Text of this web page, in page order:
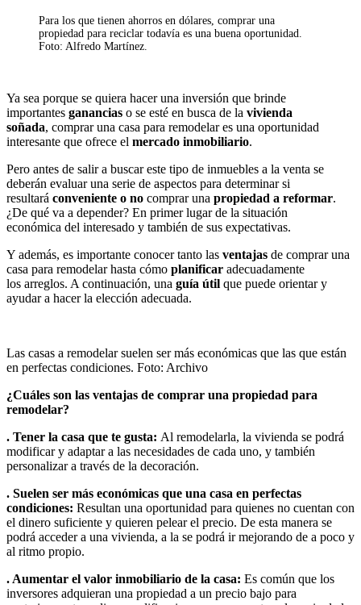
Para los que tienen ahorros en dólares, comprar una
propiedad para reciclar todavía es una buena oportunidad.
Foto: Alfredo Martínez.
Ya sea porque se quiera hacer una inversión que brinde
importantes ganancias o se esté en busca de la vivienda
soñada, comprar una casa para remodelar es una oportunidad
interesante que ofrece el mercado inmobiliario.
Pero antes de salir a buscar este tipo de inmuebles a la venta se
deberán evaluar una serie de aspectos para determinar si
resultará conveniente o no comprar una propiedad a reformar.
¿De qué va a depender? En primer lugar de la situación
económica del interesado y también de sus expectativas.
Y además, es importante conocer tanto las ventajas de comprar una
casa para remodelar hasta cómo planificar adecuadamente
los arreglos. A continuación, una guía útil que puede orientar y
ayudar a hacer la elección adecuada.
Las casas a remodelar suelen ser más económicas que las que están
en perfectas condiciones. Foto: Archivo
¿Cuáles son las ventajas de comprar una propiedad para
remodelar?
. Tener la casa que te gusta: Al remodelarla, la vivienda se podrá
modificar y adaptar a las necesidades de cada uno, y también
personalizar a través de la decoración.
. Suelen ser más económicas que una casa en perfectas
condiciones: Resultan una oportunidad para quienes no cuentan con
el dinero suficiente y quieren pelear el precio. De esta manera se
podrá acceder a una vivienda, a la se podrá ir mejorando de a poco y
al ritmo propio.
. Aumentar el valor inmobiliario de la casa: Es común que los
inversores adquieran una propiedad a un precio bajo para